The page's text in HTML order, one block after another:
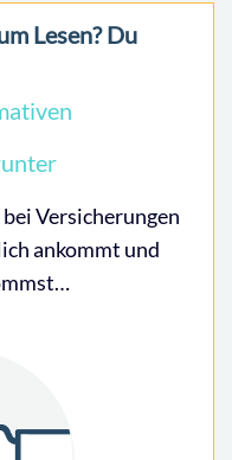
Lesen? Du
Versicherungen
ankommt und